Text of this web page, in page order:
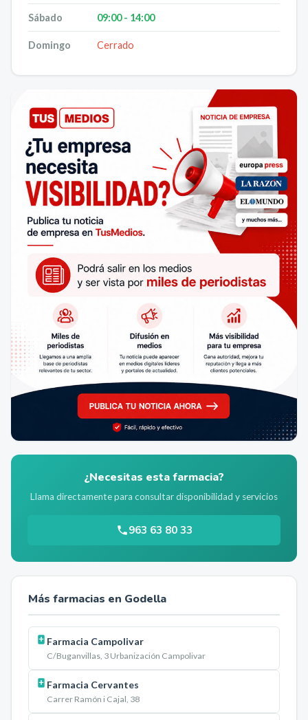
Sábado 09:00 - 14:00
Domingo Cerrado
¿Necesitas esta farmacia?
Llama directamente para consultar disponibilidad y servicios
963 63 80 33
Más farmacias en Godella
Farmacia Campolivar
C/Buganvillas, 3 Urbanización Campolivar
Farmacia Cervantes
Carrer Ramón i Cajal, 38